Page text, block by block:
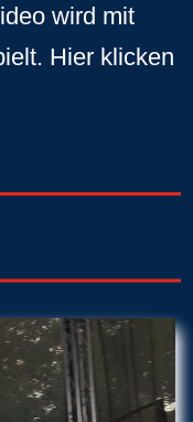
wird mit
Hier klicken